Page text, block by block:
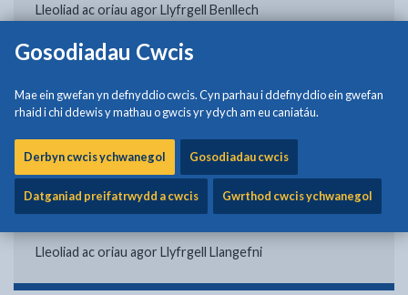
Gosodiadau Cwcis
Mae ein gwefan yn defnyddio cwcis. Cyn parhau i ddefnyddio ein gwefan
rhaid i chi ddewis y mathau o gwcis yr ydych am eu caniatáu.
Derbyn cwcis ychwanegol Gosodiadau cwcis
Datganiad preifatrwydd a cwcis Gwrthod cwcis ychwanegol
Lleoliad ac oriau agor Llyfrgell Benllech
Llyfrgell Caergybi
Llyfrgell Llangefni
Lleoliad ac oriau agor Llyfrgell Llangefni